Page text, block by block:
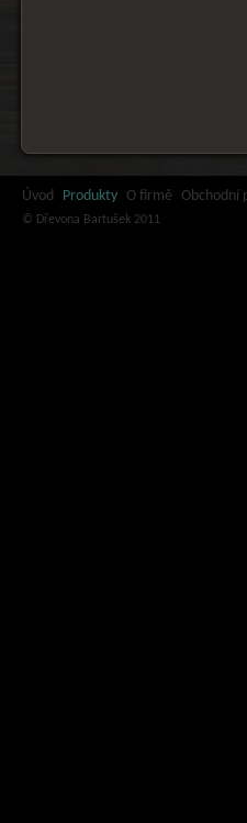
Úvod Produkty O firmě Obchodní
© Dřevona Bartušek 2011